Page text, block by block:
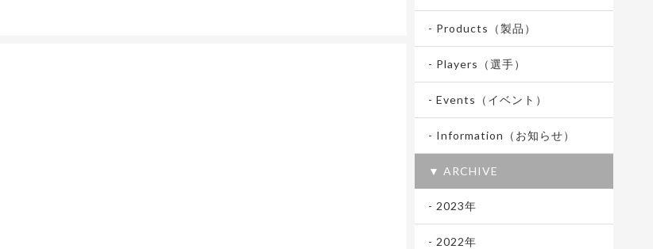
- Products（製品）
- Players（選手）
- Events（イベント）
- Information（お知らせ）
▼ ARCHIVE
- 2023年
- 2022年